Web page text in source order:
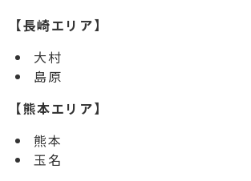
【長崎エリア】
大村
島原
【熊本エリア】
熊本
玉名